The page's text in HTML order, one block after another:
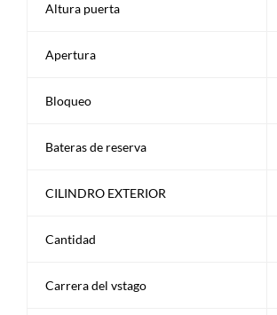
Altura puerta
Apertura
Bloqueo
Bateras de reserva
CILINDRO EXTERIOR
Cantidad
Carrera del vstago